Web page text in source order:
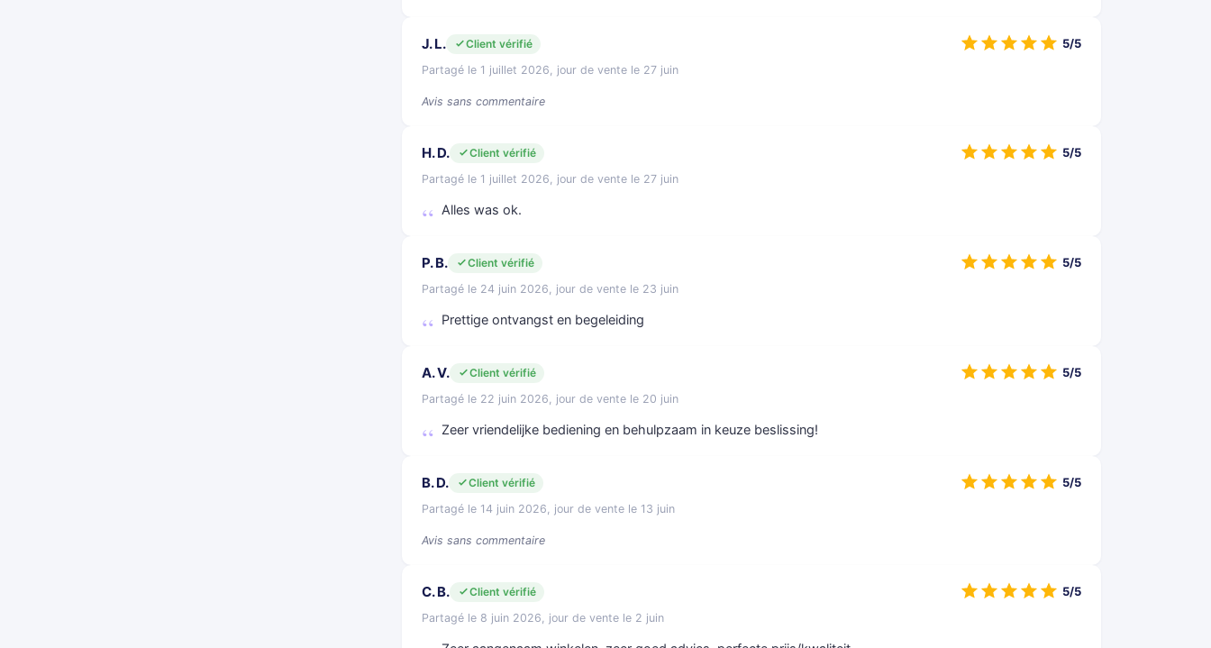
J. L.
Client vérifié
Partagé le 1 juillet 2026, jour de vente le 27 juin
Avis sans commentaire
5/5
H. D.
Client vérifié
Partagé le 1 juillet 2026, jour de vente le 27 juin
Alles was ok.
5/5
P. B.
Client vérifié
Partagé le 24 juin 2026, jour de vente le 23 juin
Prettige ontvangst en begeleiding
5/5
A. V.
Client vérifié
Partagé le 22 juin 2026, jour de vente le 20 juin
Zeer vriendelijke bediening en behulpzaam in keuze beslissing!
5/5
B. D.
Client vérifié
Partagé le 14 juin 2026, jour de vente le 13 juin
Avis sans commentaire
5/5
C. B.
Client vérifié
Partagé le 8 juin 2026, jour de vente le 2 juin
5/5